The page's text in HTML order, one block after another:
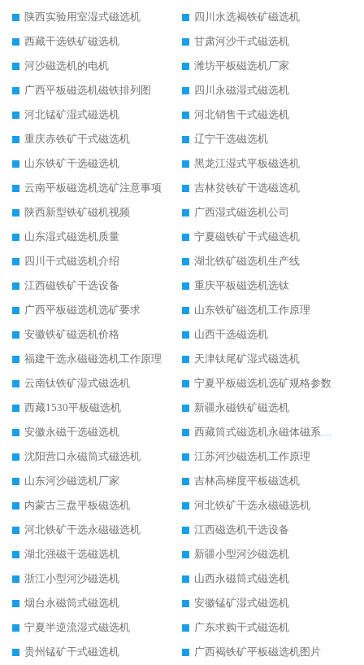
陕西实验用室湿式磁选机
四川水选褐铁矿磁选机
西藏干选铁矿磁选机
甘肃河沙干式磁选机
河沙磁选机的电机
潍坊平板磁选机厂家
广西平板磁选机磁铁排列图
四川永磁湿式磁选机
河北锰矿湿式磁选机
河北销售干式磁选机
重庆赤铁矿干式磁选机
辽宁干选磁选机
山东铁矿干选磁选机
黑龙江湿式平板磁选机
云南平板磁选机选矿注意事项
吉林贫铁矿干选磁选机
陕西新型铁矿磁机视频
广西湿式磁选机公司
山东湿式磁选机质量
宁夏磁铁矿干式磁选机
四川干式磁选机介绍
湖北铁矿磁选机生产线
江西磁铁矿干选设备
重庆平板磁选机选钛
广西平板磁选机选矿要求
山东铁矿磁选机工作原理
安徽铁矿磁选机价格
山西干选磁选机
福建干选永磁磁选机工作原理
天津钛尾矿湿式磁选机
云南钛铁矿湿式磁选机
宁夏平板磁选机选矿规格参数
西藏1530平板磁选机
新疆永磁铁矿磁选机
安徽永磁干选磁选机
西藏筒式磁选机永磁体磁系设计
沈阳营口永磁筒式磁选机
江苏河沙磁选机工作原理
山东河沙磁选机厂家
吉林高梯度平板磁选机
内蒙古三盘平板磁选机
河北铁矿干选永磁磁选机
河北铁矿干选永磁磁选机
江西磁选机干选设备
湖北强磁干选磁选机
新疆小型河沙磁选机
浙江小型河沙磁选机
山西永磁筒式磁选机
烟台永磁筒式磁选机
安徽锰矿湿式磁选机
宁夏半逆流湿式磁选机
广东求购干式磁选机
贵州锰矿干式磁选机
广西褐铁矿平板磁选机图片